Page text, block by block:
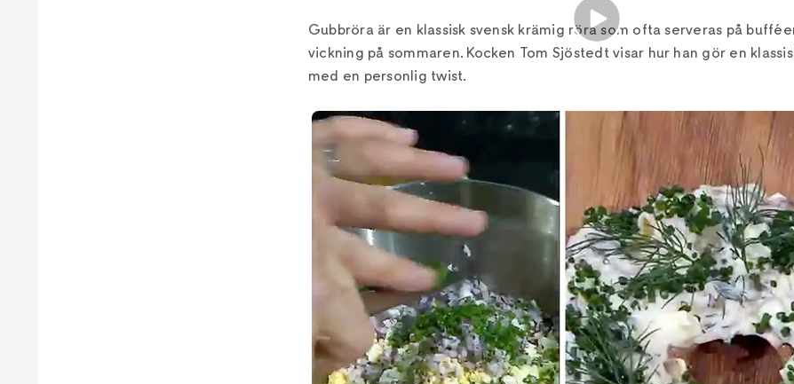
Gubbröra är en klassisk svensk krämig röra som ofta serveras på
vickning på sommaren. Kocken Tom Sjöstedt visar hur han gör en
med en personlig twist.